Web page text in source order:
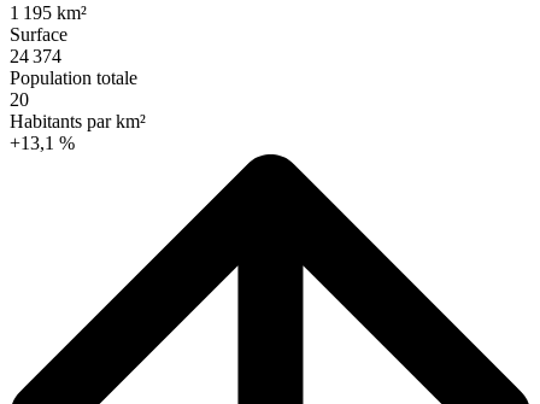
1 195 km²
Surface
24 374
Population totale
20
Habitants par km²
+13,1 %